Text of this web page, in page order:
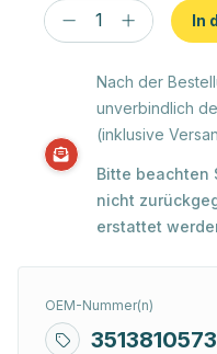
In
Nach der
unverbindlich
(inklusive
Bitte beachten
nicht
erstattet
OEM-Nummer(n)
3513810573